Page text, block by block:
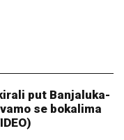
put Banjaluka-
se bokalima